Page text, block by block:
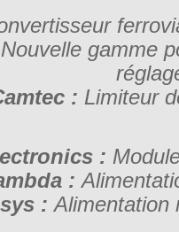
Nouvelle gamme
: Limiteur
:
:
: Alimentation